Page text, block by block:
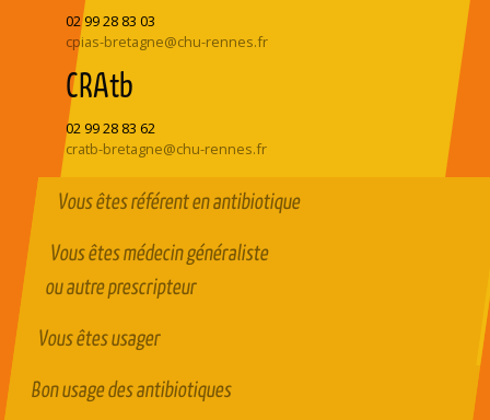
02 99 28 83 03
cpias-bretagne@chu-rennes.fr
CRAtb
02 99 28 83 62
cratb-bretagne@chu-rennes.fr
Vous êtes référent en antibiotique
Vous êtes médecin généraliste
ou autre prescripteur
Vous êtes usager
Bon usage des antibiotiques